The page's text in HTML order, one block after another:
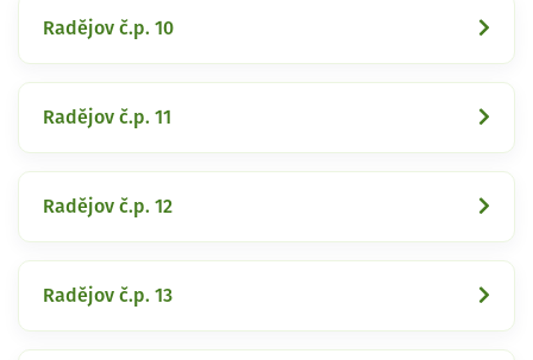
Radějov č.p. 10
Radějov č.p. 11
Radějov č.p. 12
Radějov č.p. 13